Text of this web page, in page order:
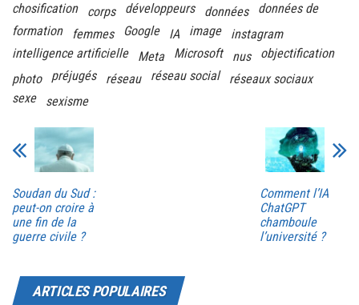
chosification
corps développeurs données
données de
formation
femmes Google IA image
instagram
intelligence artificielle
Meta Microsoft nus
objectification
photo
préjugés réseau réseau social
réseaux sociaux
sexe
sexisme
Soudan du Sud :
peut-on croire à
une fin de la
guerre civile ?
Comment l’IA
ChatGPT
chamboule
l’université ?
ARTICLES POPULAIRES